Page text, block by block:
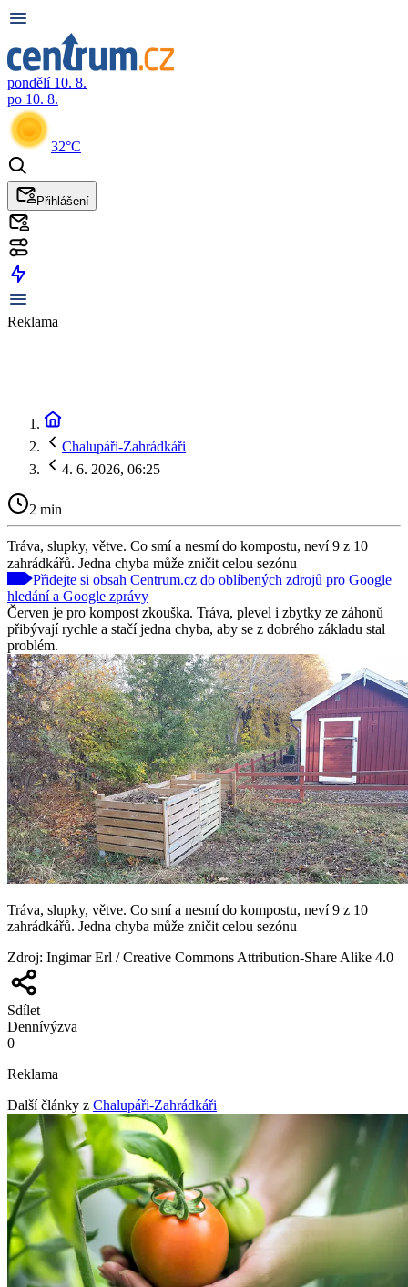
pondělí 10. 8.
po 10. 8.
32°C
Přihlášení
Reklama
Chalupáři-Zahrádkáři
4. 6. 2026, 06:25
2 min
Tráva, slupky, větve. Co smí a nesmí do kompostu, neví 9 z 10
zahrádkářů. Jedna chyba může zničit celou sezónu
Přidejte si obsah Centrum.cz do oblíbených zdrojů pro Google
hledání a Google zprávy
Červen je pro kompost zkouška. Tráva, plevel i zbytky ze záhonů
přibývají rychle a stačí jedna chyba, aby se z dobrého základu stal
problém.
Tráva, slupky, větve. Co smí a nesmí do kompostu, neví 9 z 10
zahrádkářů. Jedna chyba může zničit celou sezónu
Zdroj: Ingimar Erl / Creative Commons Attribution-Share Alike 4.0
Sdílet
Dennívýzva
0
Reklama
Další články z Chalupáři-Zahrádkáři